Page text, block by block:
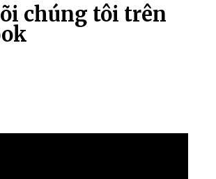
chúng tôi trên